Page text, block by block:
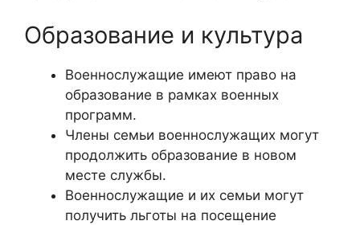
Образование и культура
Военнослужащие имеют право на
образование в рамках военных
программ.
Члены семьи военнослужащих могут
продолжить образование в новом
месте службы.
Военнослужащие и их семьи могут
получить льготы на посещение